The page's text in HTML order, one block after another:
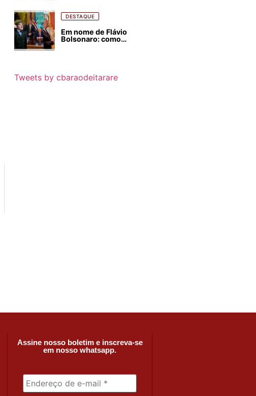
DESTAQUE
Em nome de Flávio
Bolsonaro: como
Tweets by cbaraodeitarare
Assine nosso boletim e inscreva-se
em nosso whatsapp.